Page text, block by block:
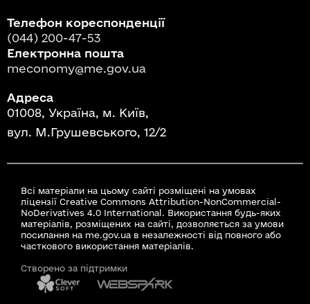
Телефон кореспонденції
(044) 200-47-53
Електронна пошта
meconomy@me.gov.ua
Адреса
01008, Україна, м. Київ,
вул. М.Грушевського, 12/2
Всі матеріали на цьому сайті розміщені на умовах
ліцензії Creative Commons Attribution-NonCommercial-
NoDerivatives 4.0 International. Використання будь-яких
матеріалів, розміщених на сайті, дозволяється за умови
посилання на me.gov.ua в незалежності від повного або
часткового використання матеріалів.
Створено за підтримки